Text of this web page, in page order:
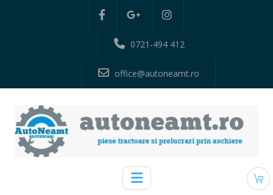
0721-494 412
office@autoneamt.ro